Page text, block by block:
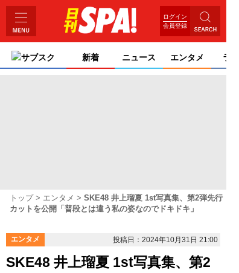
ログイン
会員登録
サブスク 新着 ニュース エンタメ ライ
トップ エンタメ
SKE48 井上瑠夏 1st写真集、第2弾先行
カットを公開「普段とは違う私の姿なのでドキドキ」
エンタメ 投稿日：2024年10月31日 21:00
SKE48 井上瑠夏 1st写真集、第2